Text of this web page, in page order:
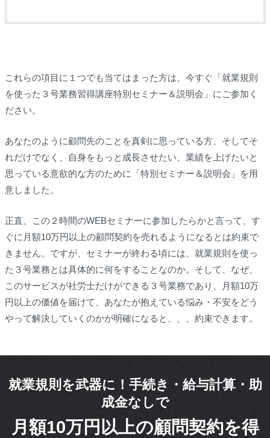
これらの項目に１つでも当てはまった方は、今すぐ「就業規則
を使った３号業務習得講座特別セミナー＆説明会」にご参加く
ださい。
あなたのように顧問先のことを真剣に思っている方、そしてそ
れだけでなく、自身をもっと成長させたい、業績を上げたいと
思っている意欲的な方のために「特別セミナー＆説明会」を用
意しました。
正直、この２時間のWEBセミナーに参加したらかと言って、す
ぐに月額10万円以上の顧問契約を売れるようになるとは約束で
きません。ですが、セミナーが終わる頃には、就業規則を使っ
た３号業務とは具体的に何をすることなのか。そして、なぜ、
このサービスが社労士だけができる３号業務であり、月額10万
円以上の価値を届けて、あなたが抱えている悩み・不安をどう
やって解決していくのかが明確になると、、、約束できます。
就業規則を武器に！手続き・給与計算・助
成金なしで
月額10万円以上の顧問契約を得